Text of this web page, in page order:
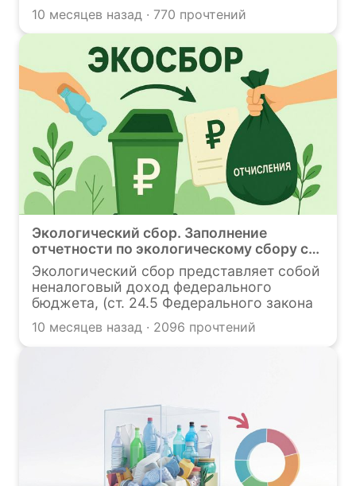
ежегодное предоставление сведений в
региональные ведомства по ведению
кадастра отходов. Кадастр
устанавливает процедуры сбора,
обработки, систематизации и
представления информации о видах
отходов, их характеристиках и
технологиях обращения. Несоблюдение
порядка ведения и подачи сведений
влечёт административную
ответственность. В статье вы узнаете,
какие условия выставляют региональные
ведомства, и как грамотно осуществить
подачу отчётности
10 месяцев назад · 770 прочтений
Экологический сбор. Заполнение
отчетности по экологическому сбору с
актами утилизации
Экологический сбор представляет собой
неналоговый доход федерального
бюджета, (ст. 24.5 Федерального закона
от 24.06.1998 № 89-ФЗ). Данный
механизм был введен в 2015 году с
данной статье.
10 месяцев назад · 2096 прочтений